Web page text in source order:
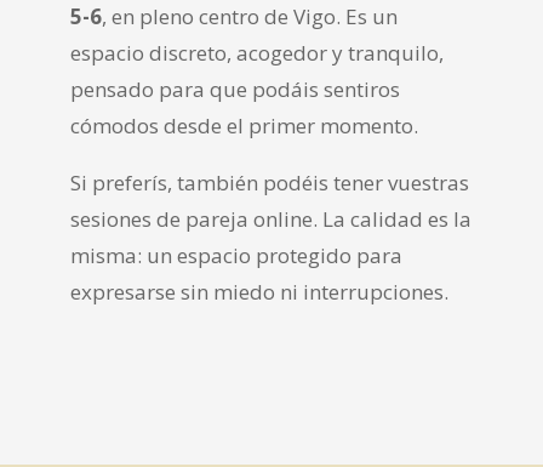
5-6, en pleno centro de Vigo. Es un
espacio discreto, acogedor y tranquilo,
pensado para que podáis sentiros
cómodos desde el primer momento.
Si preferís, también podéis tener vuestras
sesiones de pareja online. La calidad es la
misma: un espacio protegido para
expresarse sin miedo ni interrupciones.